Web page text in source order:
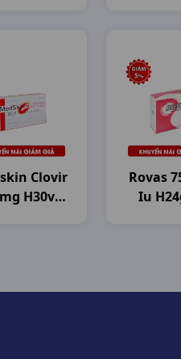
Clovir
H30vn
Rovas
Iu